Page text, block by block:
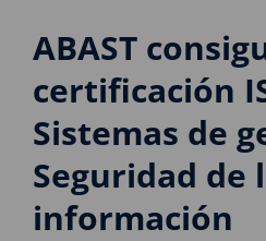
ABAST
certificación
Sistemas de
Seguridad de
información